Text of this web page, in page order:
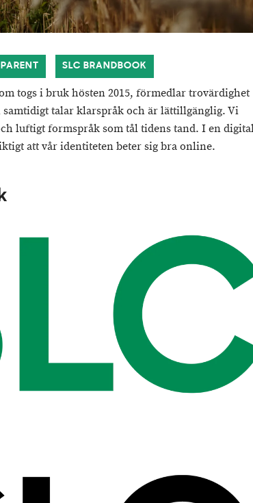
SLC BRANDBOOK
togs i bruk hösten 2015, förmedlar trovärdighet
samtidigt talar klarspråk och är lättillgänglig. Vi
luftigt formspråk som tål tidens tand. I en
att vår identiteten beter sig bra online.